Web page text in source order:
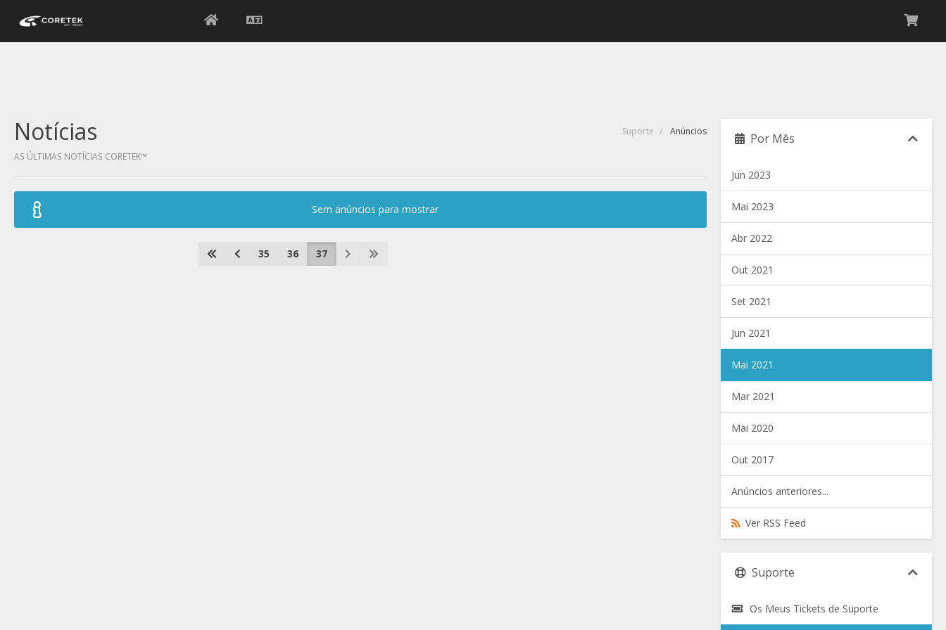
Notícias Suporte Anúncios
AS ÚLTIMAS NOTÍCIAS CORETEK™
Sem anúncios para mostrar
35 36 37
Por Mês
Jun 2023
Mai 2023
Abr 2022
Out 2021
Set 2021
Jun 2021
Mai 2021
Mar 2021
Mai 2020
Out 2017
Anúncios anteriores...
Ver RSS Feed
Suporte
Os Meus Tickets de Suporte